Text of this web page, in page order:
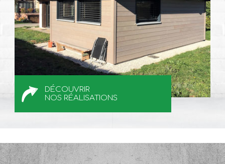
DÉCOUVRIR
NOS RÉALISATIONS